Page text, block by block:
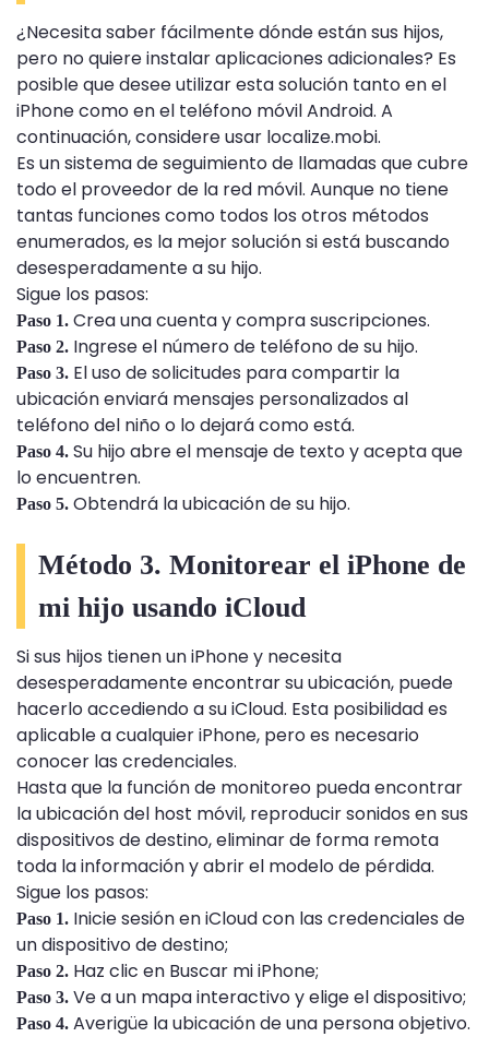
¿Necesita saber fácilmente dónde están sus hijos,
pero no quiere instalar aplicaciones adicionales? Es
posible que desee utilizar esta solución tanto en el
iPhone como en el teléfono móvil Android. A
continuación, considere usar localize.mobi.
Es un sistema de seguimiento de llamadas que cubre
todo el proveedor de la red móvil. Aunque no tiene
tantas funciones como todos los otros métodos
enumerados, es la mejor solución si está buscando
desesperadamente a su hijo.
Sigue los pasos:
Paso 1. Crea una cuenta y compra suscripciones.
Paso 2. Ingrese el número de teléfono de su hijo.
Paso 3. El uso de solicitudes para compartir la
ubicación enviará mensajes personalizados al
teléfono del niño o lo dejará como está.
Paso 4. Su hijo abre el mensaje de texto y acepta que
lo encuentren.
Paso 5. Obtendrá la ubicación de su hijo.
Método 3. Monitorear el iPhone de
mi hijo usando iCloud
Si sus hijos tienen un iPhone y necesita
desesperadamente encontrar su ubicación, puede
hacerlo accediendo a su iCloud. Esta posibilidad es
aplicable a cualquier iPhone, pero es necesario
conocer las credenciales.
Hasta que la función de monitoreo pueda encontrar
la ubicación del host móvil, reproducir sonidos en sus
dispositivos de destino, eliminar de forma remota
toda la información y abrir el modelo de pérdida.
Sigue los pasos:
Paso 1. Inicie sesión en iCloud con las credenciales de
un dispositivo de destino;
Paso 2. Haz clic en Buscar mi iPhone;
Paso 3. Ve a un mapa interactivo y elige el dispositivo;
Paso 4. Averigüe la ubicación de una persona objetivo.